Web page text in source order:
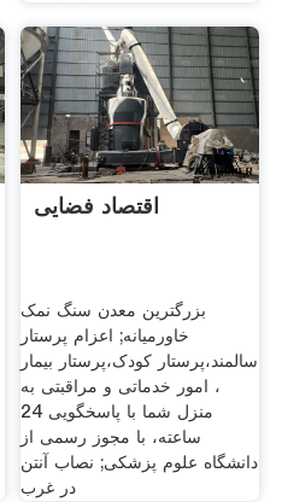
اقتصاد فضایی
بزرگترین معدن سنگ نمک
خاورمیانه; اعزام پرستار
سالمند،پرستار کودک،پرستار بیمار
، امور خدماتی و مراقبتی به
منزل شما با پاسخگویی 24
ساعته، با مجوز رسمی از
دانشگاه علوم پزشکی; نصاب آنتن
در غرب